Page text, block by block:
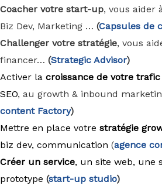
Coacher votre start-up, vous aider
Biz Dev, Marketing … (Capsules de
Challenger votre stratégie, vous
financer… (Strategic Advisor)
Activer la croissance de votre
SEO, au growth & inbound
content Factory)
Mettre en place votre stratégie
biz dev, communication (agence
Créer un service, un site web, une
prototype (start-up studio)